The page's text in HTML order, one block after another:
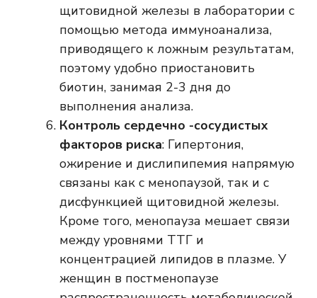
щитовидной железы в лаборатории с
помощью метода иммуноанализа,
приводящего к ложным результатам,
поэтому удобно приостановить
биотин, занимая 2-3 дня до
выполнения анализа.
Контроль сердечно -сосудистых
факторов риска: Гипертония,
ожирение и дислипипемия напрямую
связаны как с менопаузой, так и с
дисфункцией щитовидной железы.
Кроме того, менопауза мешает связи
между уровнями ТТГ и
концентрацией липидов в плазме. У
женщин в постменопаузе